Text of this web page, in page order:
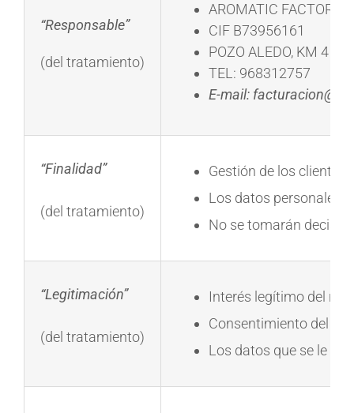
“Responsable”
(del tratamiento)
AROMATIC FACTORY
CIF B73956161
POZO ALEDO, KM 4 –
TEL: 968312757
E-mail:
“Finalidad”
(del tratamiento)
Gestión de los clientes
Los datos personales
No se tomarán
“Legitimación”
(del tratamiento)
Interés legítimo del
Consentimiento del
Los datos que se le